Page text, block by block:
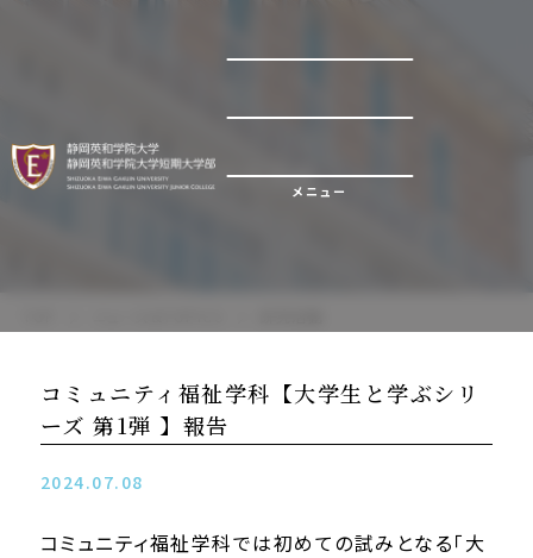
メニュー
研究活動
コミュニティ福祉学科【大学生と学ぶシリ
ーズ 第1弾 】報告
2024.07.08
コミュニティ福祉学科では初めての試みとなる「大